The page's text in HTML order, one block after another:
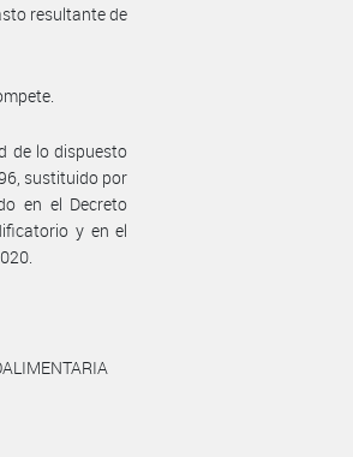
resultante de
de lo dispuesto
sustituido por
en el Decreto
y en el